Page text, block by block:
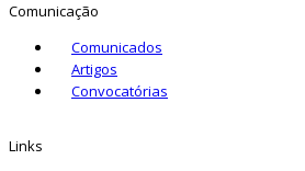
Comunicação
Comunicados
Artigos
Convocatórias
Links